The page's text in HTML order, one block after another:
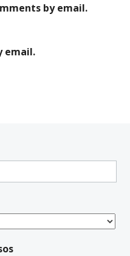
by email.
email.